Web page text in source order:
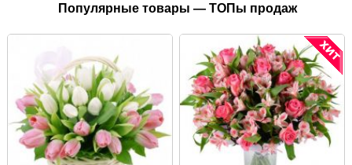
Популярные товары — ТОПы продаж